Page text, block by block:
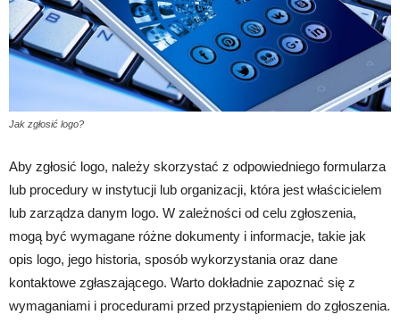
Jak zgłosić logo?
Aby zgłosić logo, należy skorzystać z odpowiedniego formularza
lub procedury w instytucji lub organizacji, która jest właścicielem
lub zarządza danym logo. W zależności od celu zgłoszenia,
mogą być wymagane różne dokumenty i informacje, takie jak
opis logo, jego historia, sposób wykorzystania oraz dane
kontaktowe zgłaszającego. Warto dokładnie zapoznać się z
wymaganiami i procedurami przed przystąpieniem do zgłoszenia.